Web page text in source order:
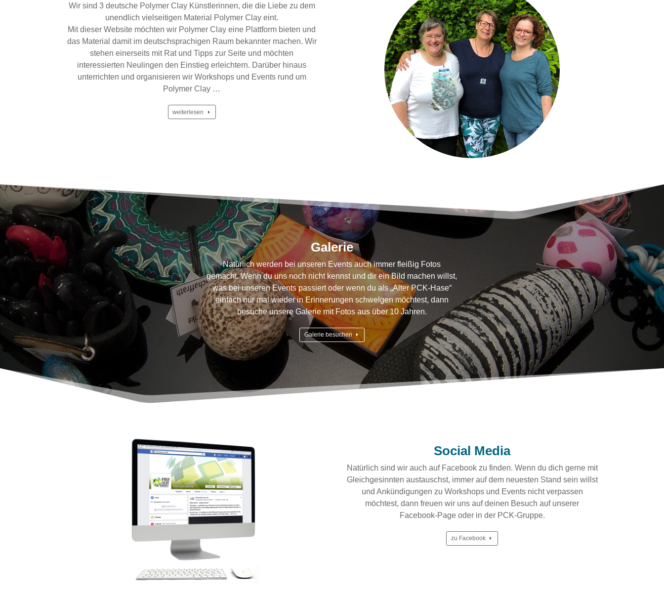
Wir sind 3 deutsche Polymer Clay Künstlerinnen, die die Liebe zu dem
unendlich vielseitigen Material Polymer Clay eint.
Mit dieser Website möchten wir Polymer Clay eine Plattform bieten und
das Material damit im deutschsprachigen Raum bekannter machen. Wir
stehen einerseits mit Rat und Tipps zur Seite und möchten
interessierten Neulingen den Einstieg erleichtern. Darüber hinaus
unterrichten und organisieren wir Workshops und Events rund um
Polymer Clay …
weiterlesen
Galerie
Natürlich werden bei unseren Events auch immer fleißig Fotos
gemacht. Wenn du uns noch nicht kennst und dir ein Bild machen willst,
was bei unseren Events passiert oder wenn du als „Alter PCK-Hase“
einfach nur mal wieder in Erinnerungen schwelgen möchtest, dann
besuche unsere Galerie mit Fotos aus über 10 Jahren.
Galerie besuchen
Social Media
Natürlich sind wir auch auf Facebook zu finden. Wenn du dich gerne mit
Gleichgesinnten austauschst, immer auf dem neuesten Stand sein willst
und Ankündigungen zu Workshops und Events nicht verpassen
möchtest, dann freuen wir uns auf deinen Besuch auf unserer
Facebook-Page oder in der PCK-Gruppe.
zu Facebook